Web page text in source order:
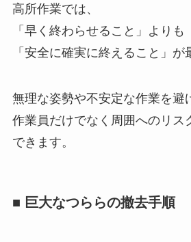
高所作業では、
「早く終わらせること」よりも
「安全に確実に終えること」が
無理な姿勢や不安定な作業を避
作業員だけでなく周囲へのリス
できます。
■ 巨大なつららの撤去手順